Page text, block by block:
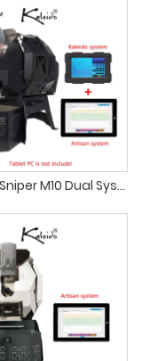
Kaleido Sniper M10 Dual System Torrador de café café torrado francês